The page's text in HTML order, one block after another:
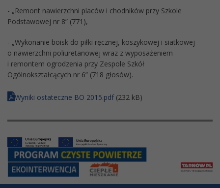
- „Remont nawierzchni placów i chodników przy Szkole
Podstawowej nr 8” (771),
- „Wykonanie boisk do piłki ręcznej, koszykowej i siatkowej
o nawierzchni poliuretanowej wraz z wyposażeniem
i remontem ogrodzenia przy Zespole Szkół
Ogólnokształcących nr 6” (718 głosów).
Wyniki ostateczne BO 2015.pdf(232 kB)